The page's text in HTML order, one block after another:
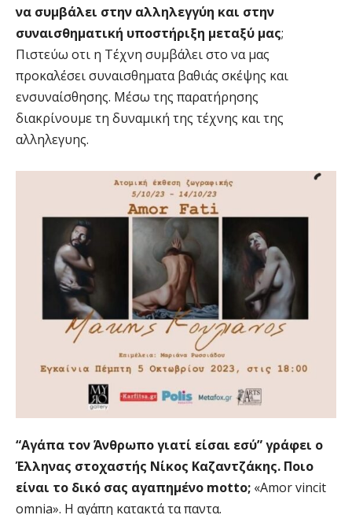
να συμβάλει στην αλληλεγγύη και στην
συναισθηματική υποστήριξη μεταξύ μας;
Πιστεύω οτι η Τέχνη συμβάλει στο να μας
προκαλέσει συναισθηματα βαθιάς σκέψης και
ενσυναίσθησης. Μέσω της παρατήρησης
διακρίνουμε τη δυναμική της τέχνης και της
αλληλεγυης.
“Αγάπα τον Άνθρωπο γιατί είσαι εσύ” γράφει ο
Έλληνας στοχαστής Νίκος Καζαντζάκης. Ποιο
είναι το δικό σας αγαπημένο motto; «Amor vincit
omnia». Η αγάπη κατακτά τα παντα.